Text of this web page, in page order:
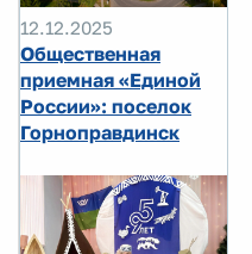
12.12.2025
Общественная
приемная «Единой
России»: поселок
Горноправдинск